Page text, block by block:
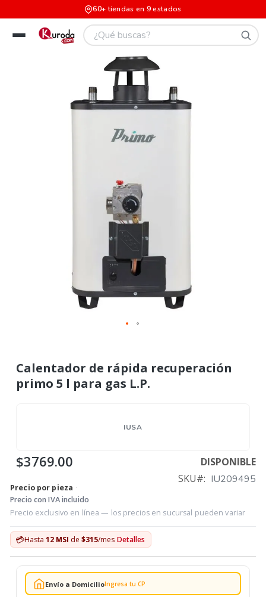
60+ tiendas en 9 estados
Calentador de rápida recuperación
primo 5 l para gas L.P.
IUSA
$3769.00
DISPONIBLE
SKU
IU209495
Precio por pieza ·
Precio con IVA incluido
Precio exclusivo en línea — los precios en sucursal pueden variar
💳Hasta 12 MSI de $315/mes Detalles
Envío a DomicilioIngresa tu CP